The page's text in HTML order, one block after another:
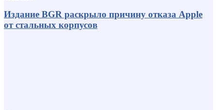
Издание BGR раскрыло причину отказа Apple
от стальных корпусов